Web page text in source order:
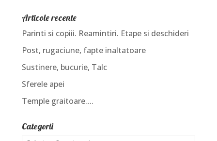
Articole recente
Parinti si copiii. Reamintiri. Etape si deschideri
Post, rugaciune, fapte inaltatoare
Sustinere, bucurie, Talc
Sferele apei
Temple graitoare….
Categorii